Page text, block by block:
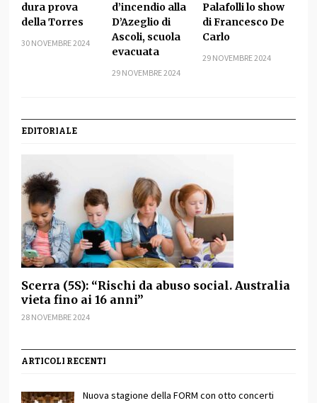
dura prova
della Torres
30 NOVEMBRE 2024
d’incendio alla
D’Azeglio di
Ascoli, scuola
evacuata
29 NOVEMBRE 2024
Palafolli lo show
di Francesco De
Carlo
29 NOVEMBRE 2024
EDITORIALE
Scerra (5S): “Rischi da abuso social. Australia
vieta fino ai 16 anni”
28 NOVEMBRE 2024
ARTICOLI RECENTI
Nuova stagione della FORM con otto concerti